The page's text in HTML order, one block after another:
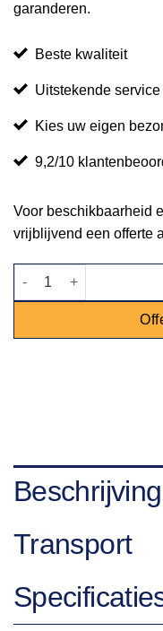
garanderen.
Beste kwaliteit
Uitstekende service
Kies uw eigen
9,2/10
Voor beschikbaarheid
vrijblijvend een offerte
As- en papierbak aantal
Beschrijving
Transport